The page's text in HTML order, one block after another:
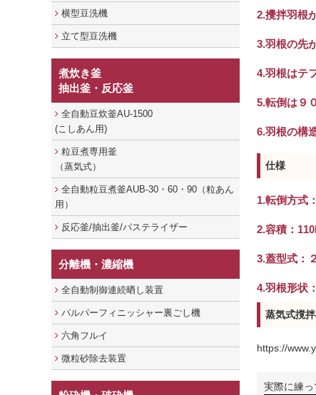
横型豆洗機
立て型豆洗機
煮炊き釜
抽出釜・反応釜
全自動豆炊釜AU-1500
(こしあん用)
粒豆煮専用釜
（蒸気式）
全自動粒豆煮釜AUB-30・60・90（粒あん
用）
反応釜/抽出釜/パステライザー
分離機・濃縮機
全自動制御連続晒し装置
パルパーフィニッシャー裏ごし機
六角フルイ
微粒砂除去装置
2.攪拌羽根
3.羽根の先
4.羽根はテ
5.転倒は９
6.羽根の構
仕様
1.転倒方式
2.容積：
3.蓋型式：
4.羽根形状
蒸気式撹
https://
実際に練